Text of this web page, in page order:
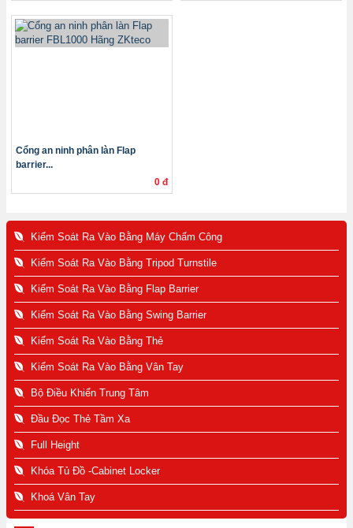
Cổng an ninh phân làn Flap
barrier...
0 đ
Kiểm Soát Ra Vào Bằng Máy Chấm Công
Kiểm Soát Ra Vào Bằng Tripod Turnstile
Kiểm Soát Ra Vào Bằng Flap Barrier
Kiểm Soát Ra Vào Bằng Swing Barrier
Kiểm Soát Ra Vào Bằng Thẻ
Kiểm Soát Ra Vào Bằng Vân Tay
Bộ Điều Khiển Trung Tâm
Đầu Đọc Thẻ Tầm Xa
Full Height
Khóa Tủ Đồ -Cabinet Locker
Khoá Vân Tay